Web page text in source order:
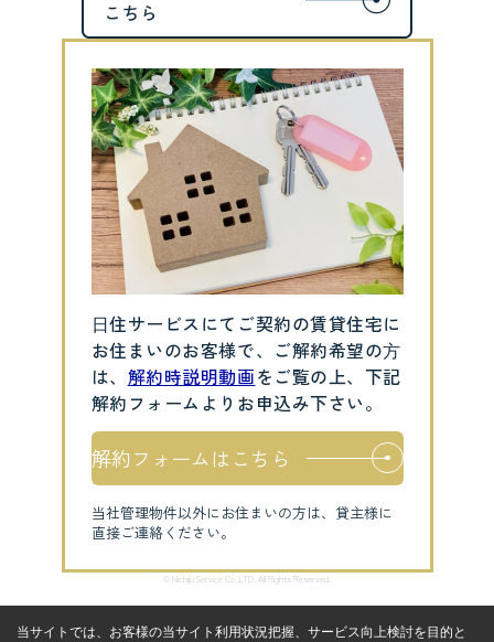
⽇住サービスにてご契約の賃貸住宅に
お住まいのお客様で、ご解約希望の⽅
は、 解約時説明動画をご覧の上、下記
解約フォームよりお申込み下さい。
解約フォームはこちら
当社管理物件以外にお住まいの方は、貸主様に
直接ご連絡ください。
© Nichiju Service Co.,LTD. All Rights Reserved.
当サイトでは、お客様の当サイト利用状況把握、サービス向上検討を目的と